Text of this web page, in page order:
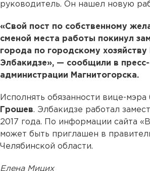
руководитель. Он нашел новую
«Свой пост по собственному
сменой места работы покинул
города по городскому
Элбакидзе», — сообщили в
администрации Магнитогорска.
Исполнять обязанности вице-мэра
Грошев. Элбакидзе работал
2017 года. По информации сайта
может быть приглашен в
Челябинской области.
Елена Мицих